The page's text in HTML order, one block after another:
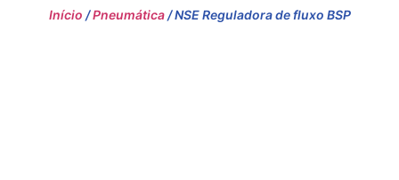
Início /Pneumática/ NSE Reguladora de fluxo BSP